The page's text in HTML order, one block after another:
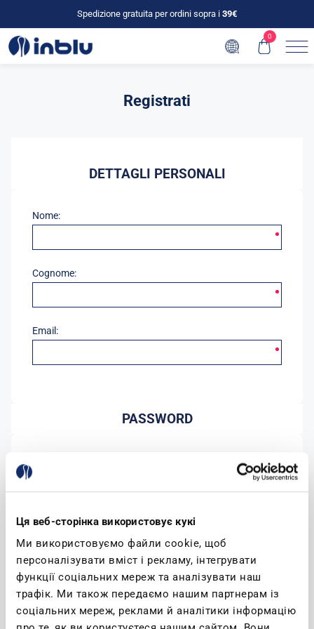
Ця веб-сторінка використовує кукі
Ми використовуємо файли cookie, щоб
персоналізувати вміст і рекламу, інтегрувати
функції соціальних мереж та аналізувати наш
трафік. Ми також передаємо нашим партнерам із
соціальних мереж, реклами й аналітики інформацію
Spedizione gratuita per ordini sopra i 39€
0
Registrati
DETTAGLI PERSONALI
Nome:
Cognome:
Email:
PASSWORD
Conferma password:
Accetto l'informativa sulla privacy